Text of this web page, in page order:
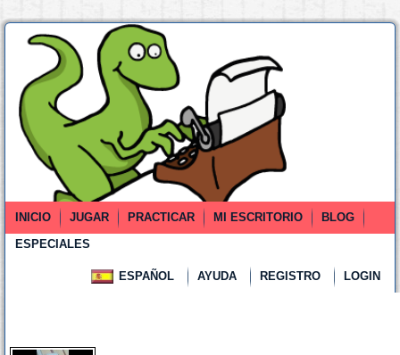
INICIO JUGAR PRACTICAR MI ESCRITORIO
BLOG
ESPECIALES
ESPAÑOL AYUDA REGISTRO LOGIN